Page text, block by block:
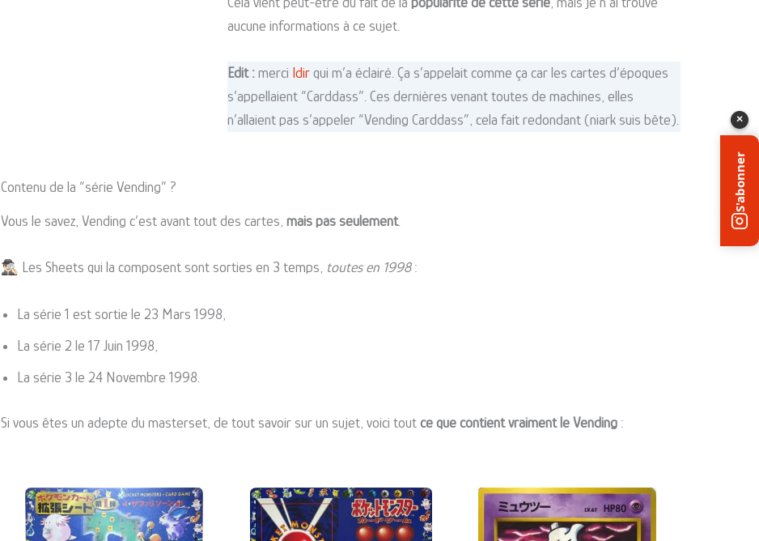
aucune informations à ce sujet.
Edit :merci Idirqui m’a éclairé. Ça s’appelait comme ça car les cartes d’époques
s’appellaient “Carddass”. Ces dernières venant toutes de machines, elles
n’allaient pas s’appeler “Vending Carddass”, cela fait redondant (niark suis bête).
Contenu de la “série Vending” ?
Vous le savez, Vending c’est avant tout des cartes, mais pas seulement.
🕵🏻‍♂️ Les Sheets qui la composent sont sorties en 3 temps, toutes en 1998:
La série 1 est sortie le 23 Mars 1998,
La série 2 le 17 Juin 1998,
La série 3 le 24 Novembre 1998.
Si vous êtes un adepte du masterset, de tout savoir sur un sujet, voici tout ce que contient vraiment le Vending :
×
S'abonner